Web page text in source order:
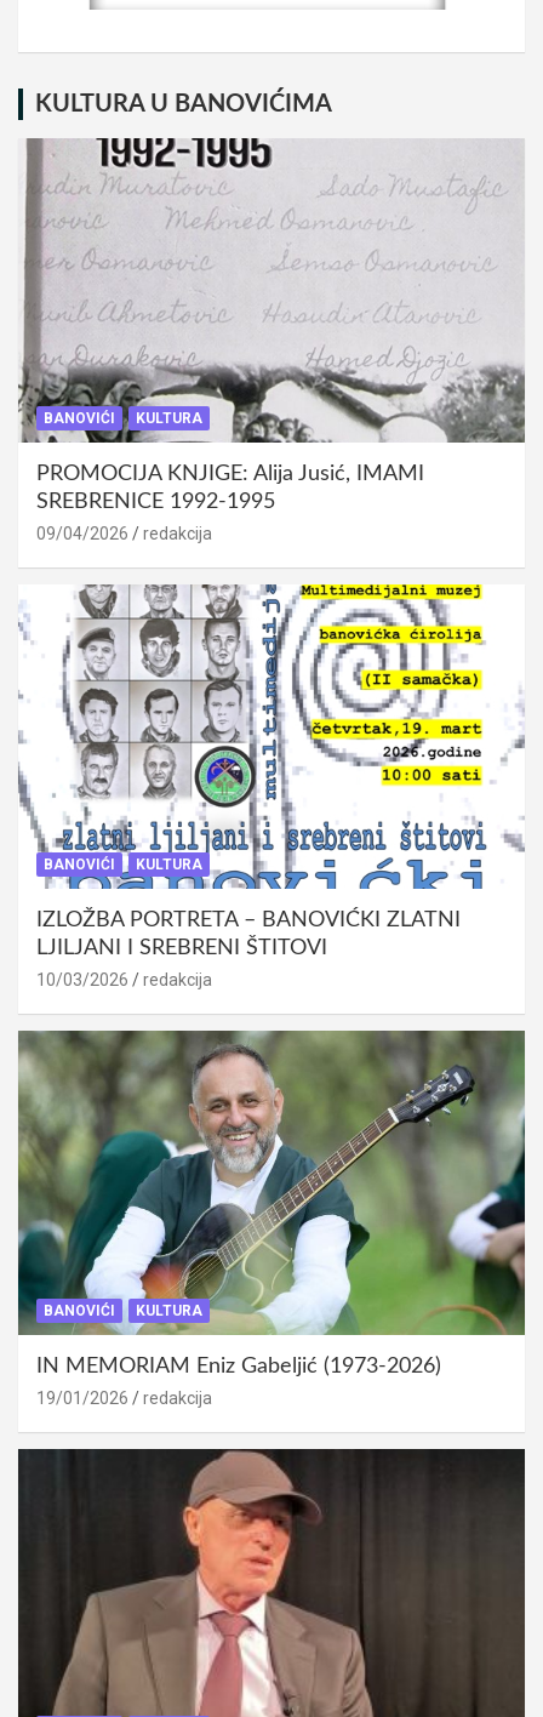
KULTURA U BANOVIĆIMA
BANOVIĆI KULTURA
PROMOCIJA KNJIGE: Alija Jusić, IMAMI
SREBRENICE 1992-1995
09/04/2026 redakcija
BANOVIĆI KULTURA
IZLOŽBA PORTRETA – BANOVIĆKI ZLATNI
LJILJANI I SREBRENI ŠTITOVI
10/03/2026 redakcija
BANOVIĆI KULTURA
IN MEMORIAM Eniz Gabeljić (1973-2026)
19/01/2026 redakcija